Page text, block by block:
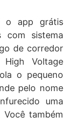
o app grátis
com sistema
de corredor
Voltage
o pequeno
pelo nome
uma
também